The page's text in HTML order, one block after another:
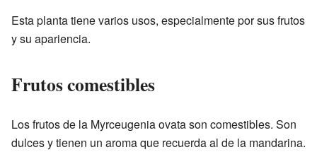
Esta planta tiene varios usos, especialmente por sus frutos
y su apariencia.
Frutos comestibles
Los frutos de la Myrceugenia ovata son comestibles. Son
dulces y tienen un aroma que recuerda al de la mandarina.